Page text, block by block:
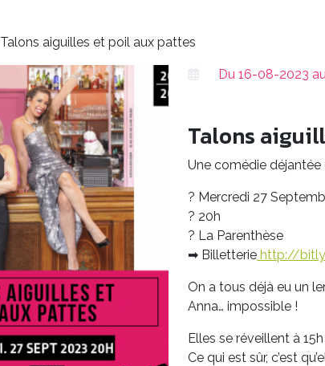
Talons aiguilles et poil aux pattes
Du 16-08-2023
Talons
Une comédie déjantée
? Mercredi 27
? 20h
? La Parenthèse
➡ Billetterie http://
On a tous déjà eu un
Anna… impossible !
Elles se réveillent à
Ce qui est sûr, c’est